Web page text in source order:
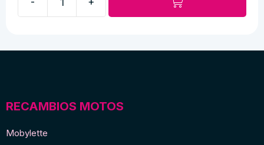
10,00 €.
es:
8,00 €.
E
cantidad
RECAMBIOS MOTOS
Mobylette